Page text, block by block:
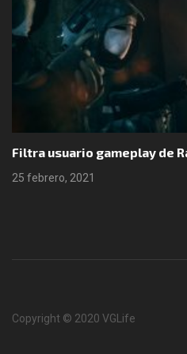
Filtra usuario gameplay de
25 febrero, 2021
Copyright © 2020 VGLife